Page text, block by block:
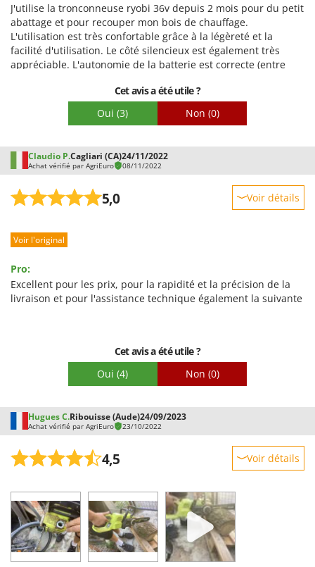
Emballage
J'utilise la tronconneuse ryobi 36v depuis 2 mois pour du petit
abattage et pour recouper mon bois de chauffage.
L'utilisation est très confortable grâce à la légèreté et la
facilité d'utilisation. Le côté silencieux est également très
appréciable. L'autonomie de la batterie est correcte (entre
de charge de plusieurs heures (j'envisage l'achat d'un
chargeur rapide et d'une 2ème batterie).
Cet avis a été utile ?
Oui (3) Non (0)
Claudio P.Cagliari (CA)24/11/2022
Achat vérifié par AgriEuro 08/11/2022
5,0 Voir détails
Prestations
Qualité / Prix
Facilité de montage
Voir l'original
Pro:
Excellent pour les prix, pour la rapidité et la précision de la
livraison et pour l'assistance technique également la suivante
Cet avis a été utile ?
Oui (4) Non (0)
Hugues C.Ribouisse (Aude)24/09/2023
Achat vérifié par AgriEuro 23/10/2022
4,5 Voir détails
Prestations
Facilité d'utilisation
Qualité / Prix
Facilité de montage